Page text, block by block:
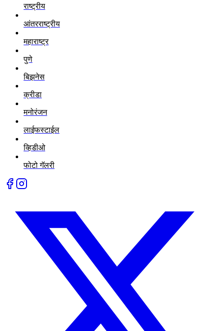
राष्ट्रीय
आंतरराष्ट्रीय
महाराष्ट्र
पुणे
बिझनेस
क्रीडा
मनोरंजन
लाईफस्टाईल
व्हिडीओ
फोटो गॅलरी